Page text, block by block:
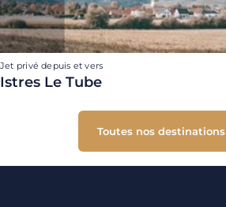
Jet privé depuis et vers
Istres Le Tube
Toutes nos destinations